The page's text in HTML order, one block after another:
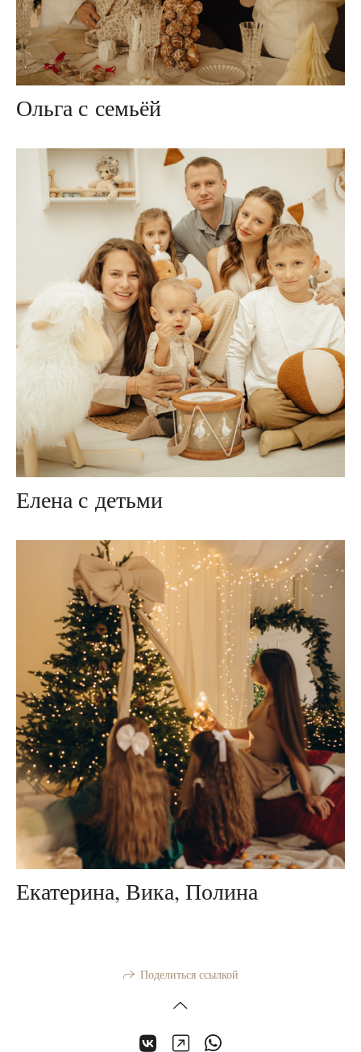
Ольга с семьёй
Елена с детьми
Екатерина, Вика, Полина
Поделиться ссылкой